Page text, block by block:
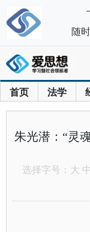
首页 法学
朱光潜：“灵
选择字号： 大 中
随